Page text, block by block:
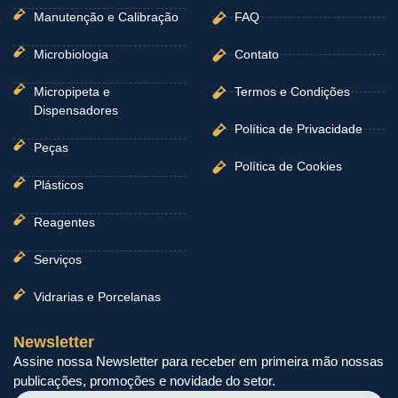
Manutenção e Calibração
Microbiologia
Micropipeta e
Dispensadores
Peças
Plásticos
Reagentes
Serviços
Vidrarias e Porcelanas
FAQ
Contato
Termos e Condições
Política de Privacidade
Política de Cookies
Newsletter
Assine nossa Newsletter para receber em primeira mão nossas
publicações, promoções e novidade do setor.